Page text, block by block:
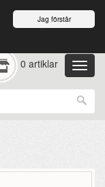
Jag förstår
0 artiklar